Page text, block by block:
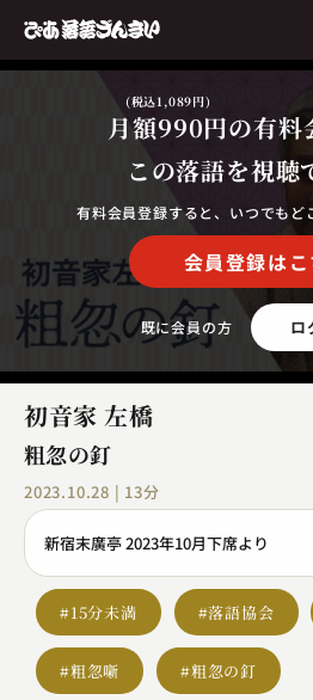
月額990円
(税込1,089円)
の有料
この落語を視聴
有料会員登録すると、いつでもど
会員登録はこ
既に会員の方 ロ
初音家 左橋
粗忽の釘
2023.10.28 | 13分
新宿末廣亭 2023年10月下席より
#15分未満 #落語協会
#粗忽噺 #粗忽の釘